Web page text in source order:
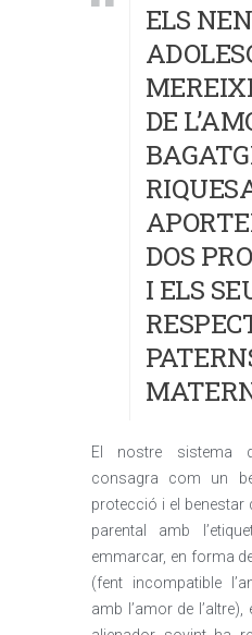
ELS
DE
DOS
I ELS
El nostre sistema
consagra com un
protecció i el benestar
parental amb
emmarcar, en forma
(fent incompatible
amb l’amor de